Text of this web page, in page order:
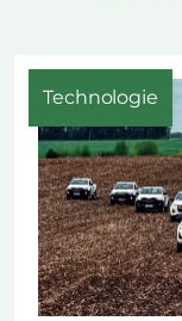
Technologie